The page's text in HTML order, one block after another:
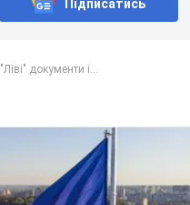
Підписатись
"Ліві" документи і...